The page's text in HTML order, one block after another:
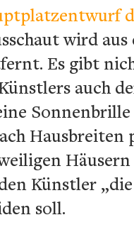
wird
Es gibt
auch
Hausbreiten
Künstler „die
soll.